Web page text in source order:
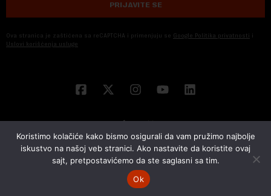
PRIJAVITE SE
Ova stranica je zaštićena sa reCAPTCHA i primenjuju se Google Politika privatnosti i
Uslovi korišćenja usluge
© 2026 NOVA EKONOMIJA | SVA PRAVA ZADŽANA | DEVELOPED BY
Koristimo kolačiće kako bismo osigurali da vam pružimo najbolje
iskustvo na našoj veb stranici. Ako nastavite da koristite ovaj
sajt, pretpostavićemo da ste saglasni sa tim.
Ok